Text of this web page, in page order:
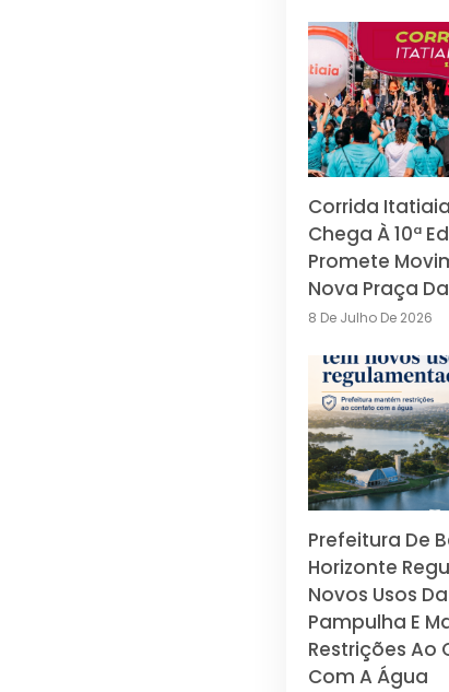
Corrida
Chega À 10ª
Promete
Nova Praça
8 De Julho De 2026
Prefeitura De
Horizonte
Novos Usos
Pampulha E
Restrições Ao
Com A Água